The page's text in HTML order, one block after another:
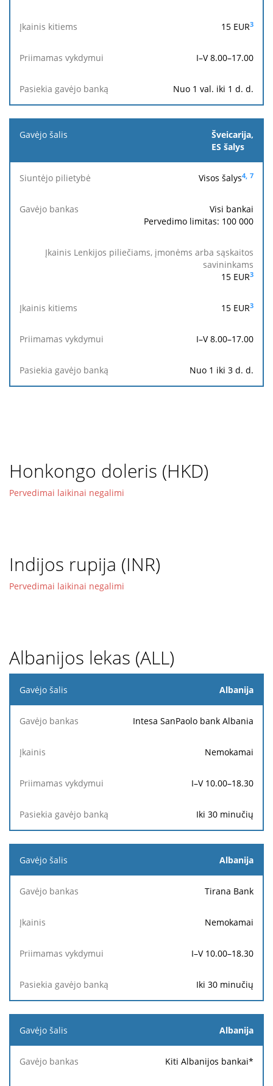
sąskaitos
15 EUR3
I–V 8.00–17.00
Nuo 1 val. iki 1 d. d.
Šveicarija,
ES šalys
Visos šalys4, 7
Visi bankai
Pervedimo limitas: 100 000
15 EUR3
15 EUR3
I–V 8.00–17.00
Nuo 1 iki 3 d. d.
Honkongo doleris (HKD)
Pervedimai laikinai negalimi
Indijos rupija (INR)
Pervedimai laikinai negalimi
Albanijos lekas (ALL)
Gavėjo
bankas
Albanija
Intesa SanPaolo bank Albania
Nemokamai
I–V 10.00–18.30
Iki 30 minučių
Albanija
Tirana Bank
Nemokamai
I–V 10.00–18.30
Iki 30 minučių
Albanija
Kiti Albanijos bankai*